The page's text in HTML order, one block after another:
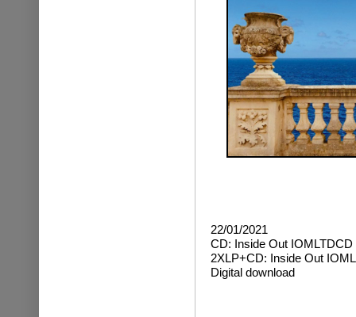
22/01/2021
CD: Inside OutIOMLTDCD
2XLP+CD: Inside Out
Digital download